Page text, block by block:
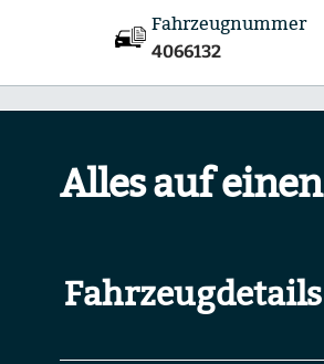
Fahrzeugnummer
4066132
Alles auf
Fahrzeugdetails